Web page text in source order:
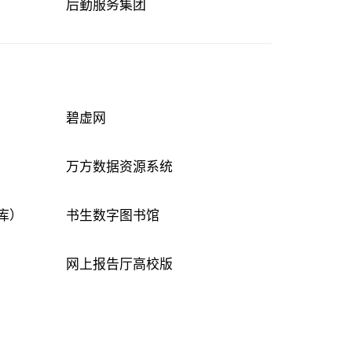
碧虚网
万方数据资源系统
书生数字图书馆
网上报告厅高校版